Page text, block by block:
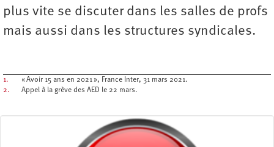
plus vite se discuter dans les salles de profs
mais aussi dans les structures syndicales.
1.
« Avoir 15 ans en 2021 », France Inter, 31 mars 2021.
2.
Appel à la grève des AED le 22 mars.